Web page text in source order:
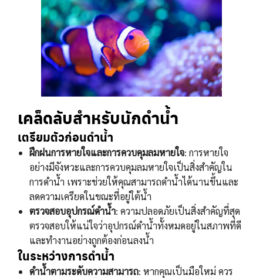
เคล็ดลับสำหรับนักดำน้ำ
เตรียมตัวก่อนดำน้ำ
ฝึกฝนการหายใจและการควบคุมลมหายใจ: การหายใจ
อย่างมีจังหวะและการควบคุมลมหายใจเป็นสิ่งสำคัญใน
การดำน้ำ เพราะช่วยให้คุณสามารถดำน้ำได้นานขึ้นและ
ลดความเครียดในขณะที่อยู่ใต้น้ำ
ตรวจสอบอุปกรณ์ดำน้ำ: ความปลอดภัยเป็นสิ่งสำคัญที่สุด
ตรวจสอบให้แน่ใจว่าอุปกรณ์ดำน้ำทั้งหมดอยู่ในสภาพที่ดี
และทำงานอย่างถูกต้องก่อนลงน้ำ
ในระหว่างการดำน้ำ
ดำน้ำตามระดับความสามารถ: หากคุณเป็นมือใหม่ ควร